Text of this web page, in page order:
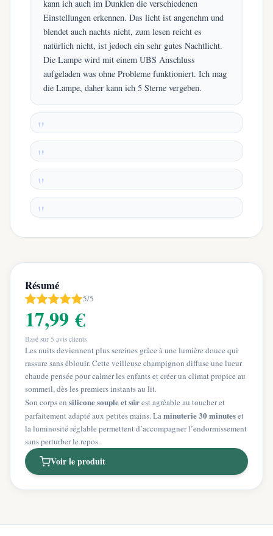
kann ich auch im Dunklen die verschiedenen
Einstellungen erkennen. Das licht ist angenehm und
blendet auch nachts nicht, zum lesen reicht es
natürlich nicht, ist jedoch ein sehr gutes Nachtlicht.
Die Lampe wird mit einem UBS Anschluss
aufgeladen was ohne Probleme funktioniert. Ich mag
die Lampe, daher kann ich 5 Sterne vergeben.
Résumé
5/5
17,99 €
Basé sur 5 avis clients
Les nuits deviennent plus sereines grâce à une lumière douce qui
rassure sans éblouir. Cette veilleuse champignon diffuse une lueur
chaude pensée pour calmer les enfants et créer un climat propice au
sommeil, dès les premiers instants au lit.
Son corps en silicone souple et sûrest agréable au toucher et
parfaitement adapté aux petites mains. Laminuterie 30 minuteset
la luminosité réglable permettent d’accompagner l’endormissement
sans perturber le repos.
Voir le produit